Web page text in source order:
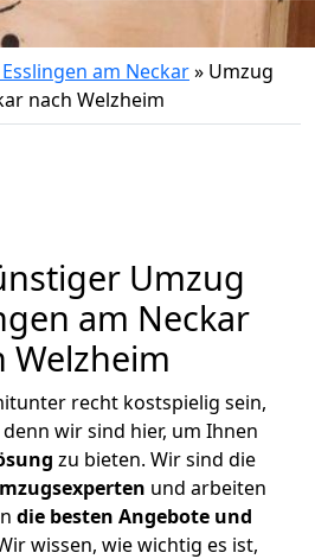
am Neckar» Umzug
nach Welzheim
Umzug
am Neckar
Welzheim
recht kostspielig sein,
wir sind hier, um Ihnen
zu bieten. Wir sind die
und arbeiten
die besten Angebote und
wissen, wie wichtig es ist,